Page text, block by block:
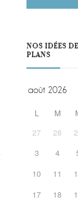
NOS IDÉES
PLANS
L M
27
28
3
4
10
11
17
18